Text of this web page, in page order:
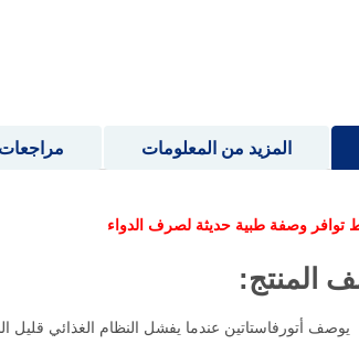
توافر وصفة طبية حديثة لصرف الدواء
المنتج:
يوصف أتورفاستاتين عندما يفشل النظام الغذائي قليل
المزيد من المعلومات مراجعات